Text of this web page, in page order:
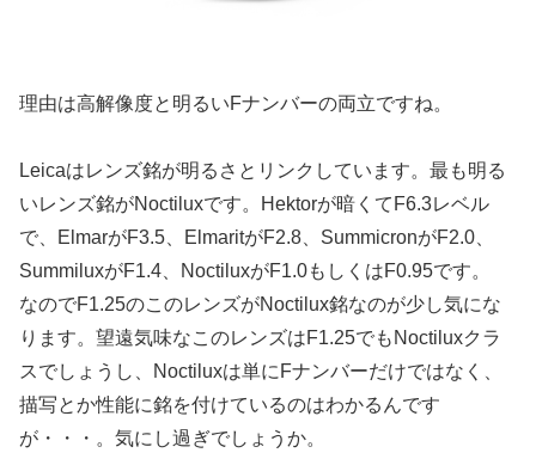
理由は高解像度と明るいFナンバーの両立ですね。
Leicaはレンズ銘が明るさとリンクしています。最も明る
いレンズ銘がNoctiluxです。Hektorが暗くてF6.3レベル
で、ElmarがF3.5、ElmaritがF2.8、SummicronがF2.0、
SummiluxがF1.4、NoctiluxがF1.0もしくはF0.95です。
なのでF1.25のこのレンズがNoctilux銘なのが少し気にな
ります。望遠気味なこのレンズはF1.25でもNoctiluxクラ
スでしょうし、Noctiluxは単にFナンバーだけではなく、
描写とか性能に銘を付けているのはわかるんです
が・・・。気にし過ぎでしょうか。